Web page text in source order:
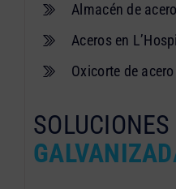
Almacén de acero
Aceros en
Oxicorte de
SOLUCIONES